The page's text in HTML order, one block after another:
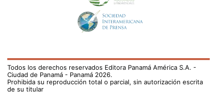
Todos los derechos reservados Editora Panamá América S.A. -
Ciudad de Panamá - Panamá 2026.
Prohibida su reproducción total o parcial, sin autorización escrita
de su titular